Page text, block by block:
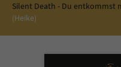
Silent Death - Du entkommst
(Heike)